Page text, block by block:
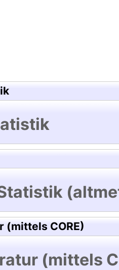
(mittels CORE)
(mittels